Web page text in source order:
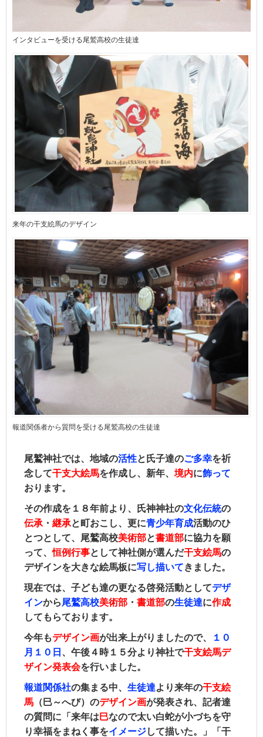
インタビューを受ける尾鷲高校の生徒達
来年の干支絵馬のデザイン
報道関係者から質問を受ける尾鷲高校の生徒達
尾鷲神社では、地域の活性と氏子達のご多幸を祈
念して干支大絵馬を作成し、新年、 境内に飾って
おります。
その作成を１８年前より、氏神神社の文化伝統の
伝承 ・ 継承と町おこし、更に青少年育成活動のひ
とつとして、尾鷲高校美術部と書道部に協力を願
って、恒例行事として神社側が選んだ干支絵馬の
デザインを大きな絵馬板に写し描いてきました。
現在では、子ども達の更なる啓発活動としてデザ
インから尾鷲高校美術部 ・ 書道部の生徒達に作成
してもらております。
今年もデザイン画が出来上がりましたので、
１０
月１０日 、午後４時１５分より神社で干支絵馬デ
ザイン発表会を行いました。
報道関係社の集まる中、 生徒達より来年の干支絵
馬 （巳～へび）のデザイン画が発表され、記者達
の質問に「来年は 巳なので太い白蛇が小づちを守
り幸福をまねく事をイメージして描いた。」
「干